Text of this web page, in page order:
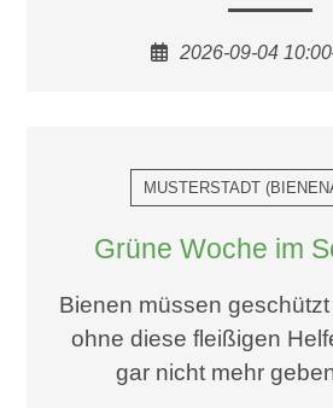
2026-09-04
MUSTERSTADT (
Grüne Woche im
Bienen müssen
ohne diese fleißigen
gar nicht mehr